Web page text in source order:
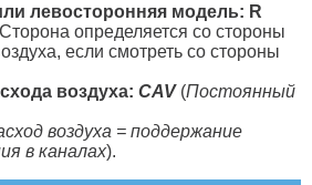
левосторонняя модель: R
определяется со стороны
если смотреть со стороны
воздуха: CAV(Постоянный
воздуха = поддержание
в каналах).